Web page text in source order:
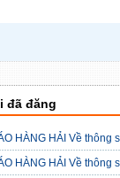
đã đăng
HÀNG HẢI Về thông
HÀNG HẢI Về thông